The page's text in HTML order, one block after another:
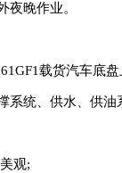
夜晚作业。
载货汽车底
系统、供水、供
观;